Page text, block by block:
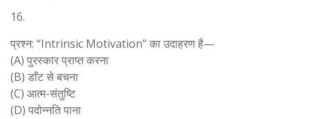
16.
प्रश्न: “Intrinsic Motivation” का उदाहरण है—
(A) पुरस्कार प्राप्त करना
(B) डाँट से बचना
(C) आत्म-संतुष्टि
(D) पदोन्नति पाना